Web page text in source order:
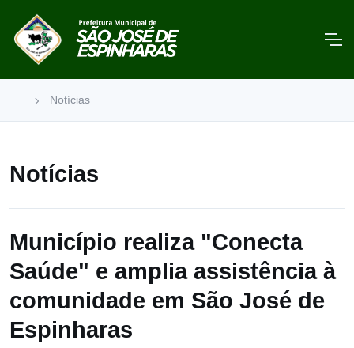
Notícias
Notícias
Município realiza "Conecta
Saúde" e amplia assistência à
comunidade em São José de
Espinharas